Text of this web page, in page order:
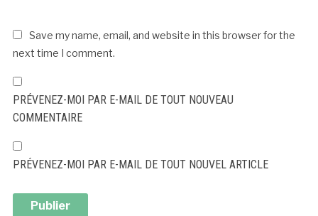
Save my name, email, and website in this browser for the
next time I comment.
PRÉVENEZ-MOI PAR E-MAIL DE TOUT NOUVEAU
COMMENTAIRE
PRÉVENEZ-MOI PAR E-MAIL DE TOUT NOUVEL ARTICLE